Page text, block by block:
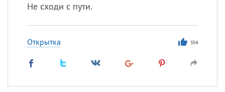
Не сходи с пути.
Открытка 354